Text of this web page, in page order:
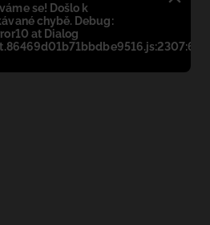
se! Došlo k
chybě. Debug:
at Dialog